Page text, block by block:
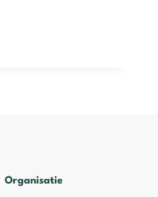
Organisatie